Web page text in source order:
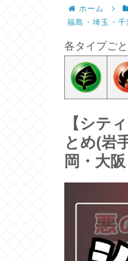
ホーム
福島・埼玉・
各タイプご
【シテ
とめ(岩
岡・大